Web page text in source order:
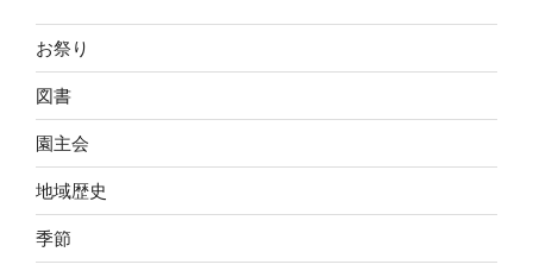
お祭り
図書
園主会
地域歴史
季節